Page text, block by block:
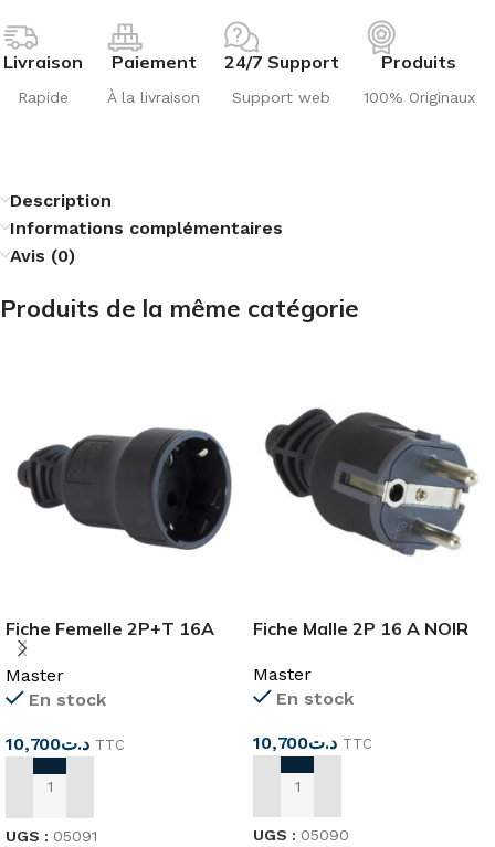
Livraison
Rapide
Paiement
À la livraison
24/7 Support
Support web
Produits
100% Originaux
Description
Informations complémentaires
Avis (0)
Produits de la même catégorie
Fiche Femelle 2P+T 16A
NOIR
Master
En stock
د.ت10,700 TTC
AJOUTER AU PANIER
UGS : 05091
Fiche Malle 2P 16 A NOIR
Master
En stock
د.ت10,700 TTC
AJOUTER AU PANIER
UGS : 05090